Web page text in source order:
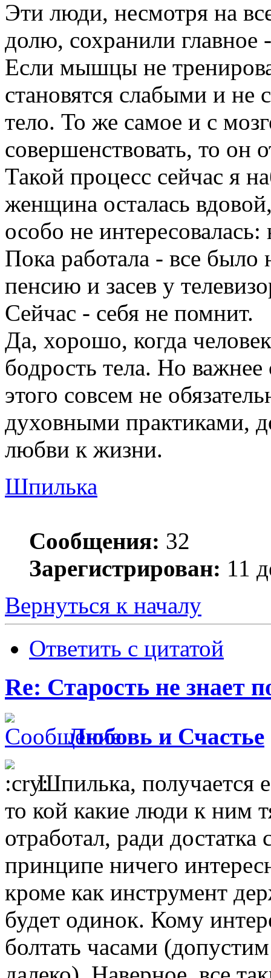
Эти люди, несмотря на
долю, сохранили
Если мышцы не
становятся слабыми и
тело. То же самое и с
совершенствовать, то он
Такой процесс сейчас я
женщина осталась
особо не
Пока работала - все
пенсию и засев у
Сейчас - себя не помнит.
Да, хорошо, когда
бодрость тела. Но
этого совсем не
духовными практиками,
любви к жизни.
Шпилька
Сообщения: 32
Зарегистрирован: 11
Вернуться к началу
Ответить с цитатой
Re: Старость не знает
Любовь и Счастье
Шпилька, получается
то кой какие люди к ним
отработал, ради
принципе ничего
кроме как инструмент
будет одинок. Кому
болтать часами